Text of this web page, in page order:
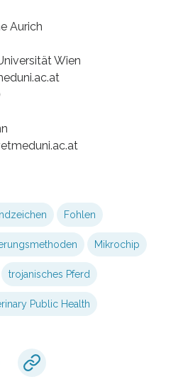
Aurich
Wien
Fohlen
Mikrochip
trojanisches Pferd
Public Health